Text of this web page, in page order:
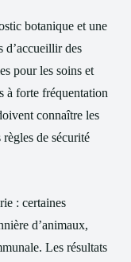
botanique et une
d’accueillir des
pour les soins et
à forte fréquentation
connaître les
de sécurité
: certaines
d’animaux,
Les résultats